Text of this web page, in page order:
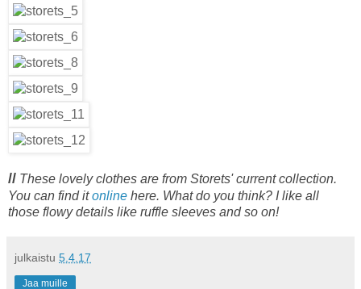
// These lovely clothes are from Storets' current collection.
You can find itonline here. What do you think? I like all
those flowy details like ruffle sleeves and so on!
julkaistu 5.4.17
Jaa muille